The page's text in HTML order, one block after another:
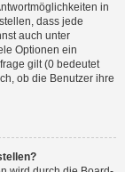
in
dass jede
auch unter
Optionen ein
gilt (0 bedeutet
ob die Benutzer ihre